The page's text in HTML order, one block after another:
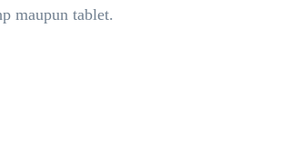
maupun tablet.